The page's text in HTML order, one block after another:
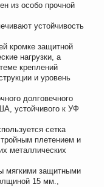
из особо прочной
устойчивость
кромке защитной
нагрузки, а
креплений
и уровень
долговечного
устойчивого к УФ
сетка
плетением и
металлических
мягкими защитными
15 мм.,